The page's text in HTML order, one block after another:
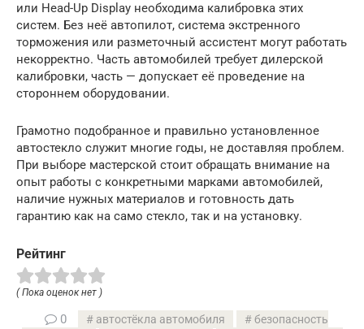
или Head-Up Display необходима калибровка этих
систем. Без неё автопилот, система экстренного
торможения или разметочный ассистент могут работать
некорректно. Часть автомобилей требует дилерской
калибровки, часть — допускает её проведение на
стороннем оборудовании.
Грамотно подобранное и правильно установленное
автостекло служит многие годы, не доставляя проблем.
При выборе мастерской стоит обращать внимание на
опыт работы с конкретными марками автомобилей,
наличие нужных материалов и готовность дать
гарантию как на само стекло, так и на установку.
Рейтинг
( Пока оценок нет )
0 автостёкла автомобиля
безопасность